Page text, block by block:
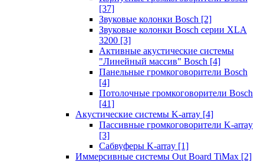
[37]
Звуковые колонки Bosch [2]
Звуковые колонки Bosch серии XLA
3200 [3]
Активные акустические системы
"Линейный массив" Bosch [4]
Панельные громкоговорители Bosch
[4]
Потолочные громкоговорители Bosch
[41]
Акустические системы K-array [4]
Пассивные громкоговорители K-array
[3]
Сабвуферы K-array [1]
Иммерсивные системы Out Board TiMax [2]